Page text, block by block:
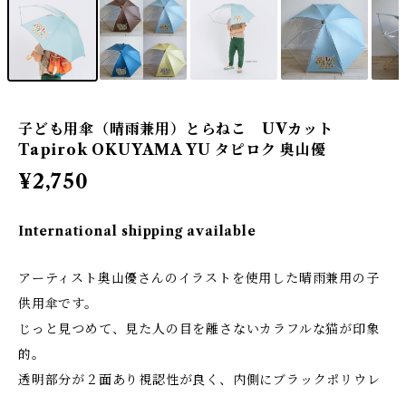
子ども用傘（晴雨兼用）とらねこ UVカット
Tapirok OKUYAMA YU タピロク 奥山優
¥2,750
International shipping available
アーティスト奥山優さんのイラストを使用した晴雨兼用の子
供用傘です。
じっと見つめて、見た人の目を離さないカラフルな猫が印象
的。
透明部分が２面あり視認性が良く、内側にブラックポリウレ